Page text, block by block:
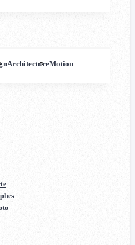
ArchitectureMotion